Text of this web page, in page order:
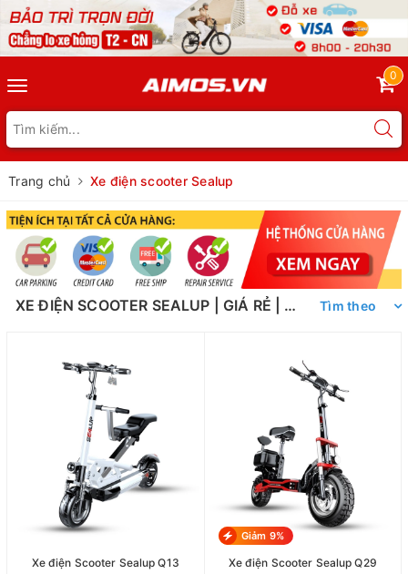
Toggle
navigation
0
Trang chủ Xe điện scooter Sealup
XE ĐIỆN SCOOTER SEALUP | GIÁ RẺ | CHÍNH HÃNG Tìm theo
Xe điện Scooter Sealup Q13
Giảm 9%
Xe điện Scooter Sealup Q29